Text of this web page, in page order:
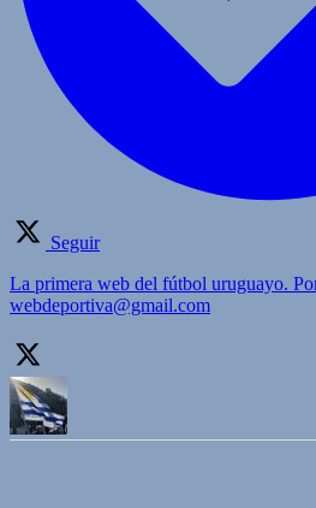
Seguir
La primera web del fútbol uruguayo.
webdeportiva@gmail.com